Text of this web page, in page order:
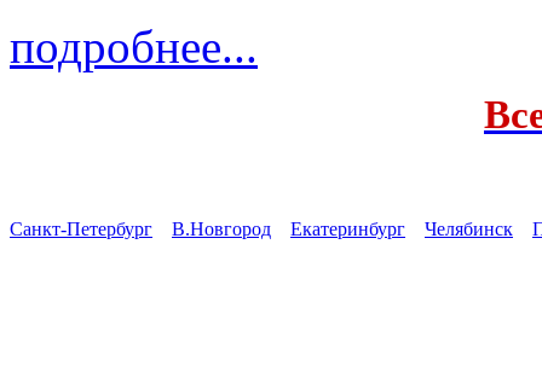
подробнее...
Санкт-Петербург В.Новгород Екатеринбург Челябинск